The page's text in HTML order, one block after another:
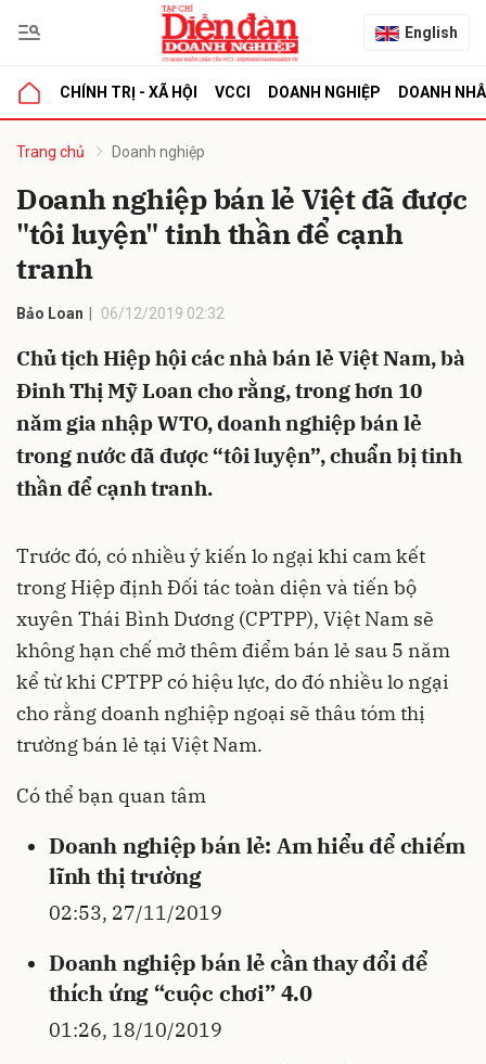
English
CHÍNH TRỊ - XÃ HỘI VCCI DOANH NGHIỆP DOANH
Trang chủ Doanh nghiệp
Doanh nghiệp bán lẻ Việt đã được
"tôi luyện" tinh thần để cạnh
tranh
Bảo Loan 06/12/2019 02:32
Chủ tịch Hiệp hội các nhà bán lẻ Việt Nam, bà
Đinh Thị Mỹ Loan cho rằng, trong hơn 10
năm gia nhập WTO, doanh nghiệp bán lẻ
trong nước đã được “tôi luyện”, chuẩn bị tinh
thần để cạnh tranh.
Trước đó, có nhiều ý kiến lo ngại khi cam kết
trong Hiệp định Đối tác toàn diện và tiến bộ
xuyên Thái Bình Dương (CPTPP), Việt Nam sẽ
không hạn chế mở thêm điểm bán lẻ sau 5 năm
kể từ khi CPTPP có hiệu lực, do đó nhiều lo ngại
cho rằng doanh nghiệp ngoại sẽ thâu tóm thị
trường bán lẻ tại Việt Nam.
Có thể bạn quan tâm
Doanh nghiệp bán lẻ: Am hiểu để chiếm
lĩnh thị trường
02:53, 27/11/2019
Doanh nghiệp bán lẻ cần thay đổi để
thích ứng “cuộc chơi” 4.0
01:26, 18/10/2019
luận
Hủy